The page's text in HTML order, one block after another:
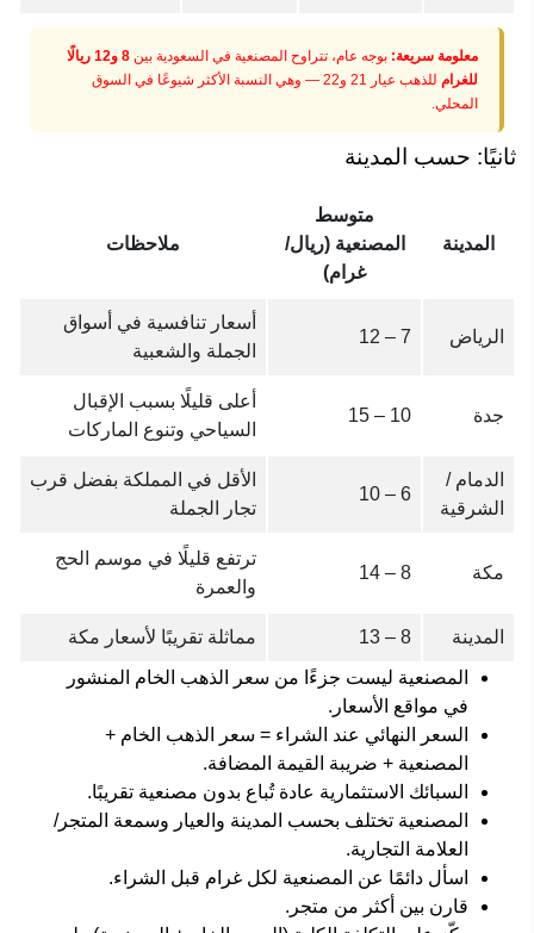
معلومة سريعة: بوجه عام، تتراوح المصنعية في السعودية بين
8 و12 ريالًا
للغرام
للذهب عيار 21 و22 — وهي النسبة الأكثر شيوعًا في السوق
المحلي.
ثانيًا: حسب المدينة
المدينة
متوسط
المصنعية (ريال/
غرام)
ملاحظات
الرياض 7 – 12
أسعار تنافسية في أسواق
الجملة والشعبية
جدة 10 – 15
أعلى قليلًا بسبب الإقبال
السياحي وتنوع الماركات
الدمام /
الشرقية
6 – 10
الأقل في المملكة بفضل قرب
تجار الجملة
مكة 8 – 14
ترتفع قليلًا في موسم الحج
والعمرة
المدينة 8 – 13
مماثلة تقريبًا لأسعار مكة
المصنعية ليست جزءًا من سعر الذهب الخام المنشور
في مواقع الأسعار.
السعر النهائي عند الشراء = سعر الذهب الخام +
المصنعية + ضريبة القيمة المضافة.
السبائك الاستثمارية عادة تُباع بدون مصنعية تقريبًا.
المصنعية تختلف بحسب المدينة والعيار وسمعة المتجر/
العلامة التجارية.
اسأل دائمًا عن المصنعية لكل غرام قبل الشراء.
قارن بين أكثر من متجر.